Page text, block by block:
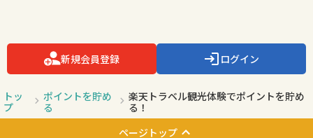
新規会員登録 ログイン
トッ
プ
ポイントを貯め
る
楽天トラベル観光体験でポイントを貯め
る！
ページトップ